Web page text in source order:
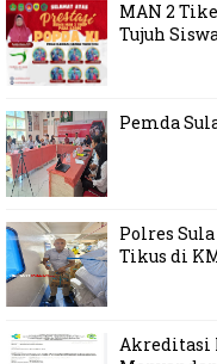
MAN 2
Tujuh
Pemda
Polres
Tikus di
Akreditasi